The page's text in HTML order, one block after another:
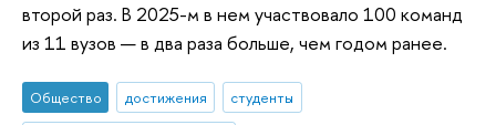
второй раз. В 2025-м в нем участвовало 100 команд
из 11 вузов — в два раза больше, чем годом ранее.
Общество достижения
студенты